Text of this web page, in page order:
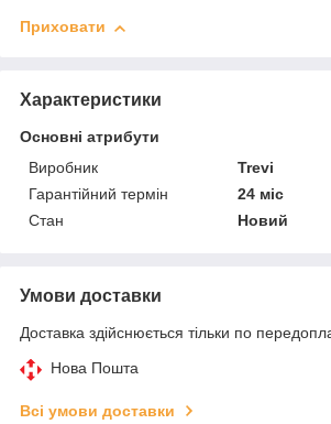
Приховати
Характеристики
Основні атрибути
Виробник
Trevi
Гарантійний термін
24 міс
Стан
Новий
Умови доставки
Доставка здійснюється тільки по
Нова Пошта
Всі умови доставки